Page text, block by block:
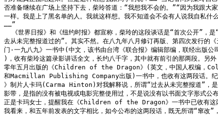
否准备继续在广场上坚持下去，柴玲答道：“我想我不会的。”“因为我跟大
一样。我是上了黑名单的人。我就这样想。我不知道会不会有人说我自私什
……”
《世界日报》和《纽约时报》都宣称，柴玲的这段谈话是“首次公开”，是
去从未完整报道过的”。其实不然。在八九年八月修订再版、第四次发行的《
门·一九八九》一书中(中文，该书由台湾《联合报》编辑部编，联经出版公
)，收有柴玲这篇录影讲话全文，长约八千字，其中就有前引的那两段。另外
零年五月出版的《Children of the Dragon》(英文，中国人权编，
和Macmillan Publishing Company出版)一书中，也收有这两段话。纪
》制片人卡玛(Carma Hinton)对我解释说，所谓“过去从未完整报道”，
影带，是指的没有被电视或电影完整使用过，不是说没有以书面文字形式公
正是卡玛女士，提醒我在《Children of the Dragon》一书中已收有这
我看来，和五年前发表的文字相比，如今公布的这两段话，既无所谓“窜改”